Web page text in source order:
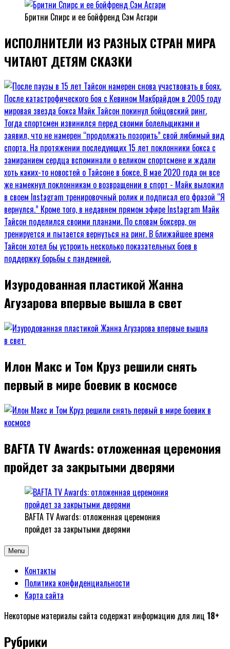
Бритни Спирс и ее бойфренд Сэм Асгари
ИСПОЛНИТЕЛИ ИЗ РАЗНЫХ СТРАН МИРА
ЧИТАЮТ ДЕТЯМ СКАЗКИ
Изуродованная пластикой Жанна
Агузарова впервые вышла в свет
Илон Макс и Том Круз решили снять
первый в мире боевик в космосе
BAFTA TV Awards: отложенная церемония
пройдет за закрытыми дверями
BAFTA TV Awards: отложенная церемония
пройдет за закрытыми дверями
Menu
Контакты
Политика конфиденциальности
Карта сайта
Некоторые материалы сайта содержат информацию для лиц 18+
Рубрики